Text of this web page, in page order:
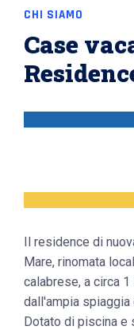
CHI SIAMO
Case
Il residence di
Mare, rinomata
calabrese, a circa
dall'ampia spiaggia
Dotato di piscina e